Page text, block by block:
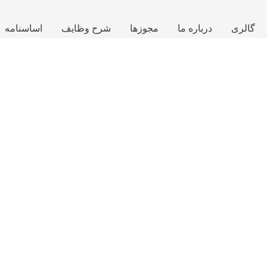
گالری درباره ما مجوزها شرح وظایف اساسنامه